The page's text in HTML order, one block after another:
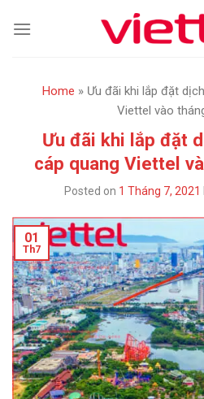
Home » Ưu đãi khi lắp đặt
Viettel vào
Ưu đãi khi lắp đặt
cáp quang Viettel
Posted on 1 Tháng 7, 2021
01
Th7